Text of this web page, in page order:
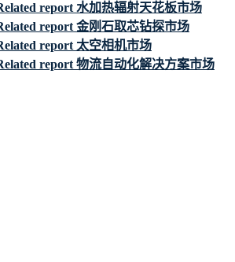
水加热辐射天花板市场
金刚石取芯钻探市场
太空相机市场
物流自动化解决方案市场